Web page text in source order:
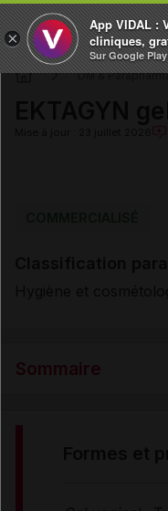
DM &
Sommaire
×
App VIDAL :
cliniques,
Sur Google Play